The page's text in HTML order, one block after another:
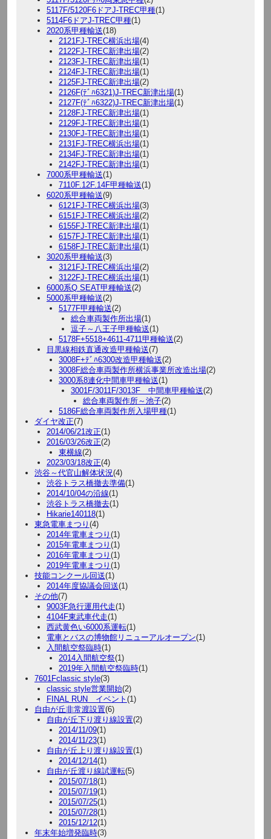
5117F/5120F6ドアJ-TREC甲種(1)
5114F6ドアJ-TREC甲種(1)
2020系甲種輸送(18)
2121FJ-TREC横浜出場(4)
2122FJ-TREC新津出場(2)
2123FJ-TREC新津出場(1)
2124FJ-TREC新津出場(1)
2125FJ-TREC新津出場(2)
2126F(ﾃﾞﾊ6321)J-TREC新津出場(1)
2127F(ﾃﾞﾊ6322)J-TREC新津出場(1)
2128FJ-TREC新津出場(1)
2129FJ-TREC新津出場(1)
2130FJ-TREC新津出場(1)
2131FJ-TREC横浜出場(1)
2134FJ-TREC新津出場(1)
2142FJ-TREC新津出場(1)
7000系甲種輸送(1)
7110F.12F.14F甲種輸送(1)
6020系甲種輸送(9)
6121FJ-TREC横浜出場(3)
6151FJ-TREC横浜出場(2)
6155FJ-TREC新津出場(1)
6157FJ-TREC新津出場(1)
6158FJ-TREC新津出場(1)
3020系甲種輸送(3)
3121FJ-TREC横浜出場(2)
3122FJ-TREC横浜出場(1)
6000系Q SEAT甲種輸送(2)
5000系甲種輸送(2)
5177F甲種輸送(2)
総合車両製作所出場(1)
逗子～八王子甲種輸送(1)
5178F+5518+4611-4711甲種輸送(2)
目黒線相鉄直通改造甲種輸送(7)
3008F+ﾃﾞﾊ6300改造甲種輸送(2)
3008F総合車両製作所横浜事業所改造出場(2)
3000系8連化中間車甲種輸送(1)
3001F/3011F/3013F 中間車甲種輸送(2)
総合車両製作所～池子(2)
5186F総合車両製作所入場甲種(1)
ダイヤ改正(7)
2014/06/21改正(1)
2016/03/26改正(2)
東横線(2)
2023/03/18改正(4)
渋谷～代官山解体状況(4)
渋谷トラス橋撤去準備(1)
2014/10/04の沿線(1)
渋谷トラス橋撤去(1)
Hikarie140118(1)
東急電車まつり (4)
2014年電車まつり (1)
2015年電車まつり (1)
2016年電車まつり (1)
2019年電車まつり (1)
技能コンクール回送(1)
2014年度協議会回送(1)
その他(7)
9003F急行運用代走(1)
4104F東武車代走(1)
西武黄色い6000系運転(1)
電車とバスの博物館リニューアルオープン(1)
入間航空祭臨時(1)
2014入間航空祭(1)
2019年入間航空祭臨時(1)
7601Fclassic style(3)
classic style営業開始(2)
FINAL RUN イベント (1)
自由が丘非常渡設置(6)
自由が丘下り渡り線設置(2)
2014/11/09(1)
2014/11/23(1)
自由が丘上り渡り線設置(1)
2014/12/14(1)
自由が丘渡り線試運転(5)
2015/07/18(1)
2015/07/19(1)
2015/07/25(1)
2015/07/28(1)
2015/12/12(1)
年末年始増発臨時(3)